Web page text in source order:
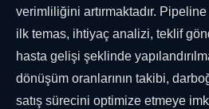
verimliliğini artırmaktadır.
ilk temas, ihtiyaç analizi, teklif
hasta gelişi şeklinde
dönüşüm oranlarının takibi,
satış sürecini optimize etmeye